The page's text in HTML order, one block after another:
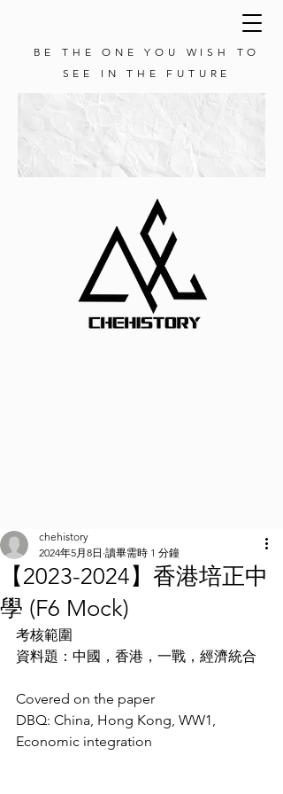
BE THE ONE YOU WISH TO
SEE IN THE FUTURE
【2023-2024】香港培正中
學 (F6 Mock)
chehistory
2024年5月8日 讀畢需時 1 分鐘
考核範圍
資料題：中國，香港，一戰，經濟統合
Covered on the paper
DBQ: China, Hong Kong, WW1,
Economic integration